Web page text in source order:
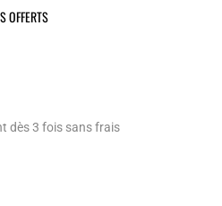
OFFERTS
dès 3 fois sans frais